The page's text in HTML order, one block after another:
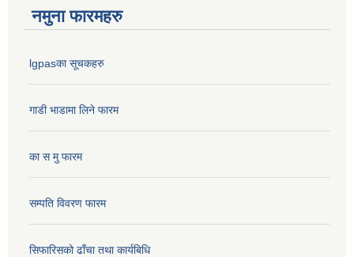
नमुना फारमहरु
lgpasका सूचकहरु
गाडी भाडामा लिने फारम
का स मु फारम
सम्पति विवरण फारम
सिफारिसको ढाँचा तथा कार्यबिधि